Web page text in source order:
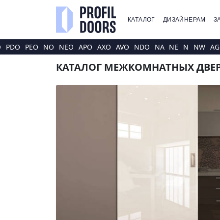
КАТАЛОГ ДИЗАЙНЕРАМ
PDO PEO NO NEO APO AXO AVO NDO NA NE N NW AG
КАТАЛОГ МЕЖКОМНАТНЫХ